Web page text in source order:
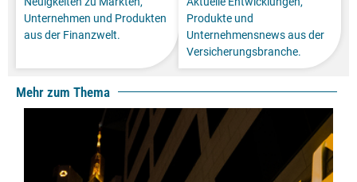
Unternehmen und Produkten
aus der Finanzwelt.
Produkte und
Unternehmensnews aus der
Versicherungsbranche.
Mehr zum Thema